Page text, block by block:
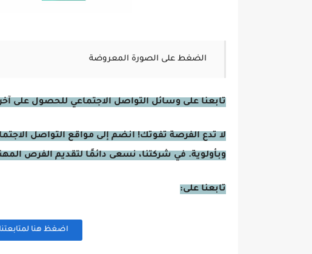
الضغط على الصورة المعروضة
تابعنا على وسائل التواصل الاجتماعي للحصول على
لا تدع الفرصة تفوتك! انضم إلى مواقع التواصل
وبأولوية. في شركتنا، نسعى دائمًا لتقديم الفرص
تابعنا على:
اضغظ هنا